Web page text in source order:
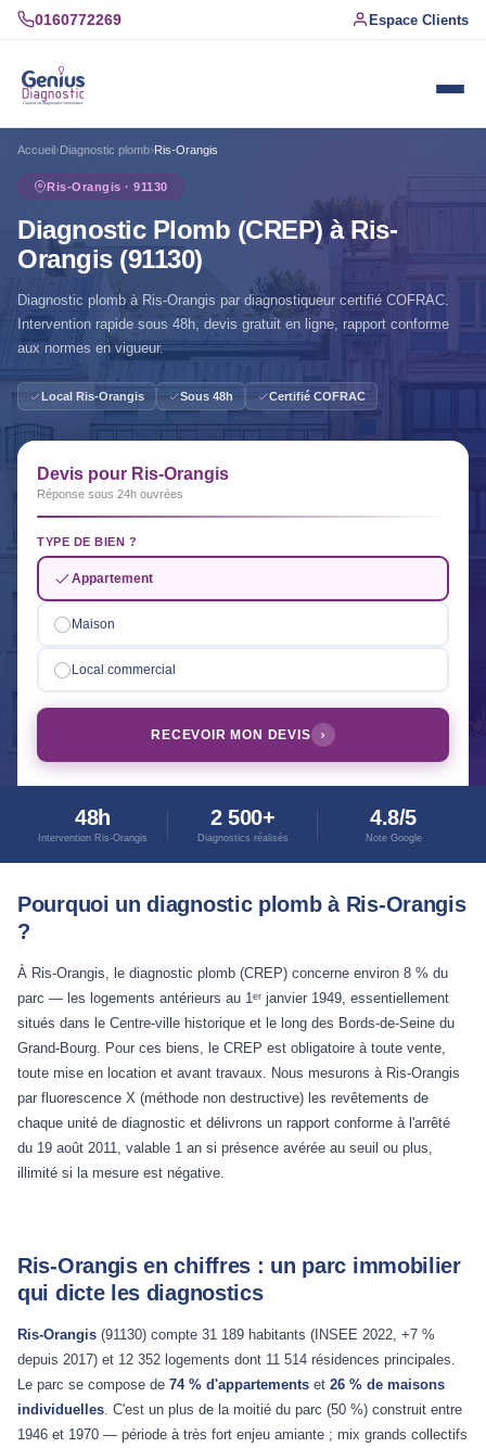
0160772269 Espace Clients
Accueil›Diagnostic plomb›Ris-Orangis
Ris-Orangis · 91130
Diagnostic Plomb (CREP) à Ris-
Orangis (91130)
Diagnostic plomb à Ris-Orangis par diagnostiqueur certifié COFRAC.
Intervention rapide sous 48h, devis gratuit en ligne, rapport conforme
aux normes en vigueur.
Local Ris-Orangis Sous 48h Certifié COFRAC
Devis pour Ris-Orangis
Réponse sous 24h ouvrées
TYPE DE BIEN ?
Appartement
Maison
Local commercial
RECEVOIR MON DEVIS
48h
Intervention Ris-Orangis
2 500+
Diagnostics réalisés
4.8/5
Note Google
Pourquoi un diagnostic plomb à Ris-Orangis
?
À Ris-Orangis, le diagnostic plomb (CREP) concerne environ 8 % du
parc — les logements antérieurs au 1ᵉʳ janvier 1949, essentiellement
situés dans le Centre-ville historique et le long des Bords-de-Seine du
Grand-Bourg. Pour ces biens, le CREP est obligatoire à toute vente,
toute mise en location et avant travaux. Nous mesurons à Ris-Orangis
par fluorescence X (méthode non destructive) les revêtements de
chaque unité de diagnostic et délivrons un rapport conforme à l'arrêté
du 19 août 2011, valable 1 an si présence avérée au seuil ou plus,
illimité si la mesure est négative.
Ris-Orangis en chiffres : un parc immobilier
qui dicte les diagnostics
Ris-Orangis (91130) compte 31 189 habitants (INSEE 2022, +7 %
depuis 2017) et 12 352 logements dont 11 514 résidences principales.
Le parc se compose de 74 % d'appartements et 26 % de maisons
individuelles. C'est un plus de la moitié du parc (50 %) construit entre
1946 et 1970 — période à très fort enjeu amiante ; mix grands collectifs